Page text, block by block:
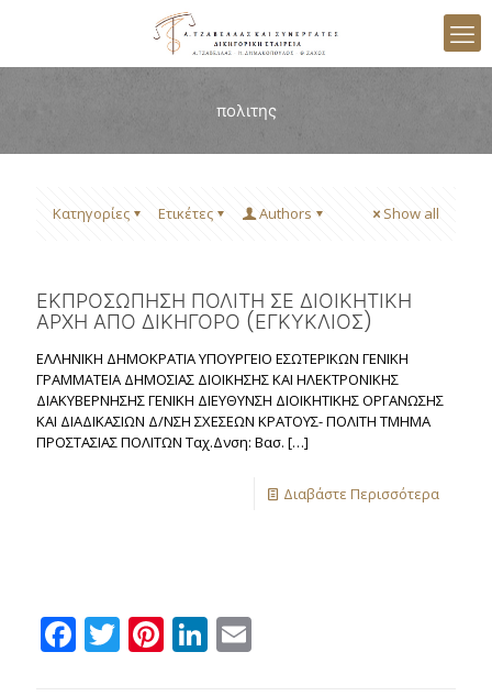
πολιτης
Κατηγορίες Ετικέτες Authors Show all
ΕΚΠΡΟΣΩΠΗΣΗ ΠΟΛΙΤΗ ΣΕ ΔΙΟΙΚΗΤΙΚΗ
ΑΡΧΗ ΑΠΟ ΔΙΚΗΓΟΡΟ (ΕΓΚΥΚΛΙΟΣ)
ΕΛΛΗΝΙΚΗ ΔΗΜΟΚΡΑΤΙΑ ΥΠΟΥΡΓΕΙΟ ΕΣΩΤΕΡΙΚΩΝ ΓΕΝΙΚΗ
ΓΡΑΜΜΑΤΕΙΑ ΔΗΜΟΣΙΑΣ ΔΙΟΙΚΗΣΗΣ ΚΑΙ ΗΛΕΚΤΡΟΝΙΚΗΣ
ΔΙΑΚΥΒΕΡΝΗΣΗΣ ΓΕΝΙΚΗ ΔΙΕΥΘΥΝΣΗ ΔΙΟΙΚΗΤΙΚΗΣ ΟΡΓΑΝΩΣΗΣ
ΚΑΙ ΔΙΑΔΙΚΑΣΙΩΝ Δ/ΝΣΗ ΣΧΕΣΕΩΝ ΚΡΑΤΟΥΣ- ΠΟΛΙΤΗ ΤΜΗΜΑ
ΠΡΟΣΤΑΣΙΑΣ ΠΟΛΙΤΩΝ Ταχ.Δνση: Βασ. […]
Διαβάστε Περισσότερα
Facebook
Twitter
Pinterest
LinkedIn